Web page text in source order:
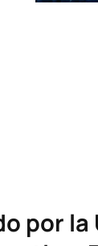
por la